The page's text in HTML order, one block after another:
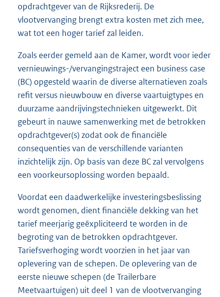
opdrachtgever van de Rijksrederij. De
vlootvervanging brengt extra kosten met zich mee,
wat tot een hoger tarief zal leiden.
Zoals eerder gemeld aan de Kamer, wordt voor ieder
vernieuwings-/vervangingstraject een business case
(BC) opgesteld waarin de diverse alternatieven zoals
refit versus nieuwbouw en diverse vaartuigtypes en
duurzame aandrijvingstechnieken uitgewerkt. Dit
gebeurt in nauwe samenwerking met de betrokken
opdrachtgever(s) zodat ook de financiële
consequenties van de verschillende varianten
inzichtelijk zijn. Op basis van deze BC zal vervolgens
een voorkeursoplossing worden bepaald.
Voordat een daadwerkelijke investeringsbeslissing
wordt genomen, dient financiële dekking van het
tarief meerjarig geëxpliciteerd te worden in de
begroting van de betrokken opdrachtgever.
Tariefsverhoging wordt voorzien in het jaar van
oplevering van de schepen. De oplevering van de
eerste nieuwe schepen (de Trailerbare
Meetvaartuigen) uit deel 1 van de vlootvervanging